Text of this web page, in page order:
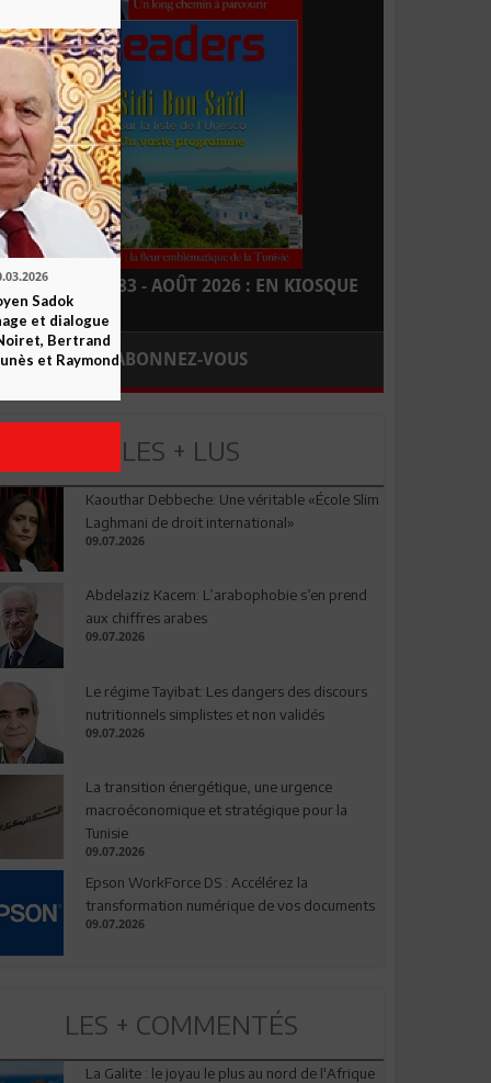
LEADERS N° 183 - AOÛT 2026 : EN KIOSQUE
ABONNEZ-VOUS
LES + LUS
Kaouthar Debbeche: Une véritable «École Slim
Laghmani de droit international»
09.07.2026
Abdelaziz Kacem: L’arabophobie s’en prend
aux chiffres arabes
09.07.2026
Le régime Tayibat: Les dangers des discours
nutritionnels simplistes et non validés
09.07.2026
La transition énergétique, une urgence
macroéconomique et stratégique pour la
Tunisie
09.07.2026
Epson WorkForce DS : Accélérez la
transformation numérique de vos documents
09.07.2026
LES + COMMENTÉS
La Galite : le joyau le plus au nord de l'Afrique
Sadok
et dialogue
Bertrand
et Raymond